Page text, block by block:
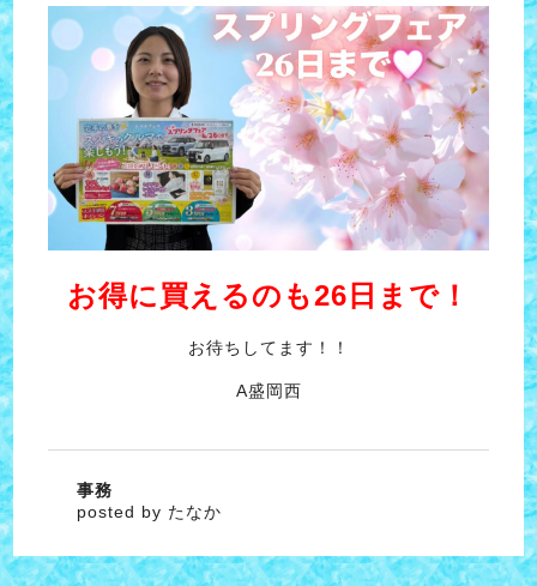
お得に買えるのも26日まで！
お待ちしてます！！
A盛岡西
事務
posted by たなか